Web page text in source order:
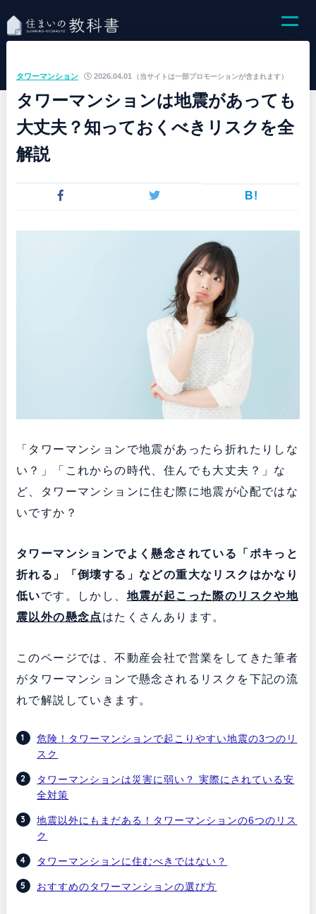
（当サイトは一部プロモーションが含まれます）
タワーマンション 2026.04.01
タワーマンションは地震があっても
大丈夫？知っておくべきリスクを全
解説
B!
「タワーマンションで地震があったら折れたりしな
い？」「これからの時代、住んでも大丈夫？」な
ど、タワーマンションに住む際に地震が心配ではな
いですか？
タワーマンションでよく懸念されている「ポキっと
折れる」「倒壊する」などの重大なリスクはかなり
低いです。しかし、 地震が起こった際のリスクや地
震以外の懸念点 はたくさんあります。
このページでは、不動産会社で営業をしてきた筆者
がタワーマンションで懸念されるリスクを下記の流
れで解説していきます。
危険！タワーマンションで起こりやすい地震の3つのリ
スク
タワーマンションは災害に弱い？ 実際にされている安
全対策
地震以外にもまだある！タワーマンションの6つのリス
ク
タワーマンションに住むべきではない？
おすすめのタワーマンションの選び方